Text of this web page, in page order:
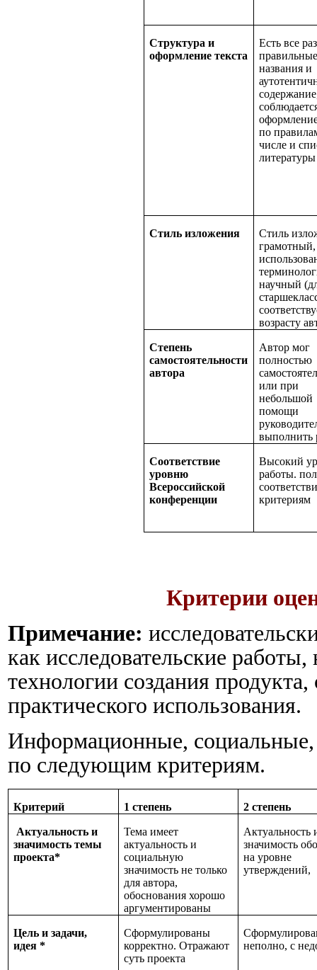
Структура и
оформление текста
Есть все
названия и
по
числе и
литературы
Стиль изложения
Стиль
грамотный,
научный
возрасту
Степень
самостоятельности
автора
Автор мог
полностью
или при
небольшой
помощи
выполнить
Соответствие
уровню
Всероссийской
конференции
Высокий
работы.
критериям
Критерии
Примечание:
как исследовательские
технологии создания
практического использования.
Информационные, социальные
по следующим критериям.
Критерий 1 степень 2 степень
Актуальность и
значимость темы
проекта*
Тема имеет
актуальность и
социальную
значимость не только
для автора,
обоснования хорошо
аргументированы
Актуальность
значимость
на уровне
утверждений,
Цель и задачи,
идея *
Сформулированы
корректно. Отражают
суть проекта
неполно, с